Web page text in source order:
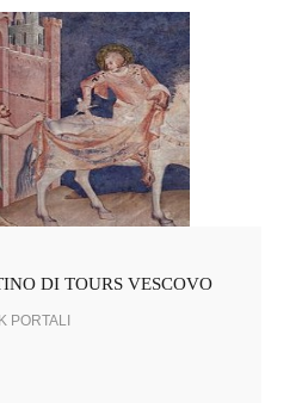
DI TOURS VESCOVO
PORTALI